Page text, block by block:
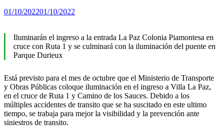
01/10/202201/10/2022
Iluminarán el ingreso a la entrada La Paz Colonia Piamontesa en
cruce con Ruta 1 y se culminará con la iluminación del puente en
Parque Durieux
Está previsto para el mes de octubre que el Ministerio de Transporte
y Obras Públicas coloque iluminación en el ingreso a Villa La Paz,
en el cruce de Ruta 1 y Camino de los Sauces. Debido a los
múltiples accidentes de transito que se ha suscitado en este ultimo
tiempo, se trabaja para mejor la visibilidad y la prevención ante
siniestros de transito.